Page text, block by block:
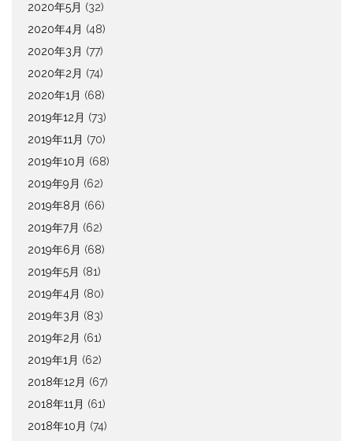
2020年5月 (32)
2020年4月 (48)
2020年3月 (77)
2020年2月 (74)
2020年1月 (68)
2019年12月 (73)
2019年11月 (70)
2019年10月 (68)
2019年9月 (62)
2019年8月 (66)
2019年7月 (62)
2019年6月 (68)
2019年5月 (81)
2019年4月 (80)
2019年3月 (83)
2019年2月 (61)
2019年1月 (62)
2018年12月 (67)
2018年11月 (61)
2018年10月 (74)